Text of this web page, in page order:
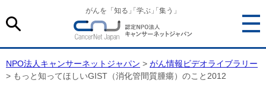
がんを「知る 「学ぶ 「集う」
NPO法人キャンサーネットジャパン > がん情報ビデオライブラリー
> もっと知ってほしいGIST（消化管間質腫瘍）のこと2012